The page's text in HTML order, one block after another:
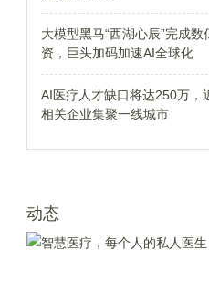
大模型黑马“西湖心辰”完成数
资，巨头加码加速AI全球化
AI医疗人才缺口将达250万，
相关企业集聚一线城市
动态